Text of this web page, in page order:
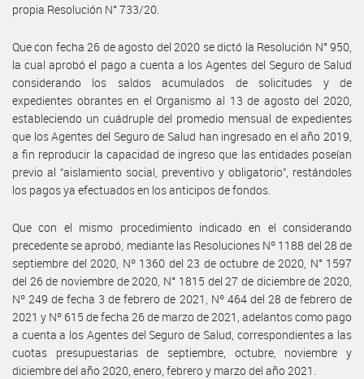
propia Resolución N° 733/20.
Que con fecha 26 de agosto del 2020 se dictó la Resolución N° 950,
la cual aprobó el pago a cuenta a los Agentes del Seguro de Salud
considerando los saldos acumulados de solicitudes y de
expedientes obrantes en el Organismo al 13 de agosto del 2020,
estableciendo un cuádruple del promedio mensual de expedientes
que los Agentes del Seguro de Salud han ingresado en el año 2019,
a fin reproducir la capacidad de ingreso que las entidades poseían
previo al “aislamiento social, preventivo y obligatorio”, restándoles
los pagos ya efectuados en los anticipos de fondos.
Que con el mismo procedimiento indicado en el considerando
precedente se aprobó, mediante las Resoluciones Nº 1188 del 28 de
septiembre del 2020, Nº 1360 del 23 de octubre de 2020, N° 1597
del 26 de noviembre de 2020, N° 1815 del 27 de diciembre de 2020,
Nº 249 de fecha 3 de febrero de 2021, Nº 464 del 28 de febrero de
2021 y Nº 615 de fecha 26 de marzo de 2021, adelantos como pago
a cuenta a los Agentes del Seguro de Salud, correspondientes a las
cuotas presupuestarias de septiembre, octubre, noviembre y
diciembre del año 2020, enero, febrero y marzo del año 2021.